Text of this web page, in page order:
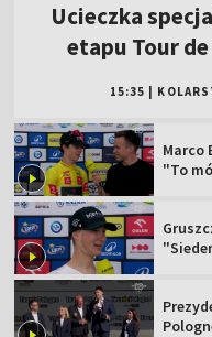
Ucieczka
etapu Tour
15:35
Marco
"To